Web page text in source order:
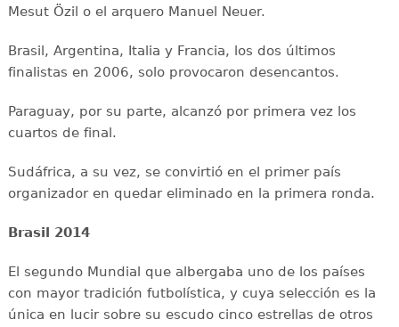
Mesut Özil o el arquero Manuel Neuer.
Brasil, Argentina, Italia y Francia, los dos últimos
finalistas en 2006, solo provocaron desencantos.
Paraguay, por su parte, alcanzó por primera vez los
cuartos de final.
Sudáfrica, a su vez, se convirtió en el primer país
organizador en quedar eliminado en la primera ronda.
Brasil 2014
El segundo Mundial que albergaba uno de los países
con mayor tradición futbolística, y cuya selección es la
única en lucir sobre su escudo cinco estrellas de otros